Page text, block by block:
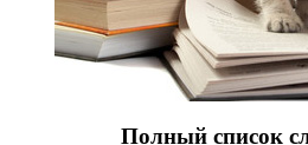
Полный список